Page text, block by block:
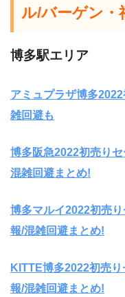
ル/バーゲン・
博多駅エリア
アミュプラザ博多
雑回避も
博多阪急2022初売り
混雑回避まとめ!
博多マルイ2022初売
報/混雑回避まとめ!
KITTE博多2022初売
報/混雑回避まとめ!